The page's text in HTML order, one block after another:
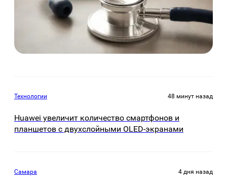
Технологии 48 минут назад
Huawei увеличит количество смартфонов и
планшетов с двухслойными OLED-экранами
Самара 4 дня назад